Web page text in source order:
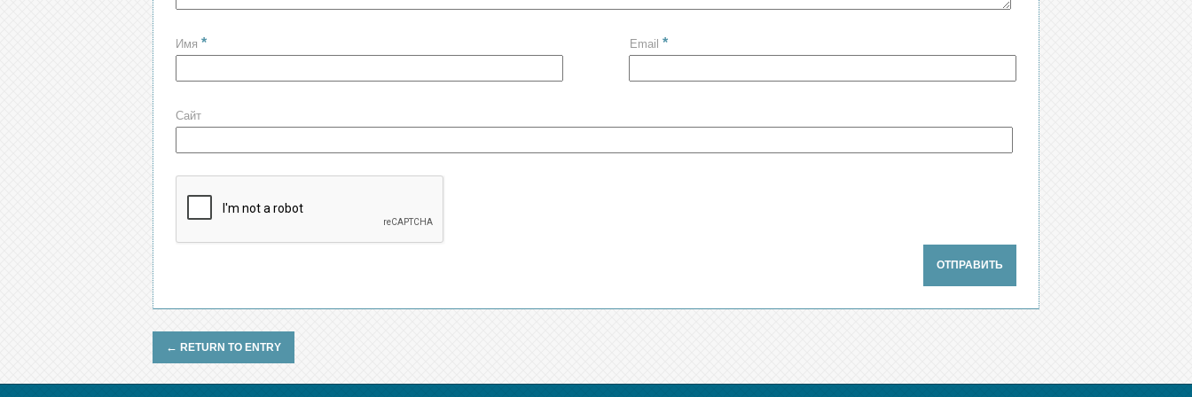
Имя * Email*
Сайт
← RETURN TO ENTRY